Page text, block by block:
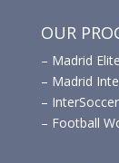
OUR
– Madrid
– Madrid
–
– Football